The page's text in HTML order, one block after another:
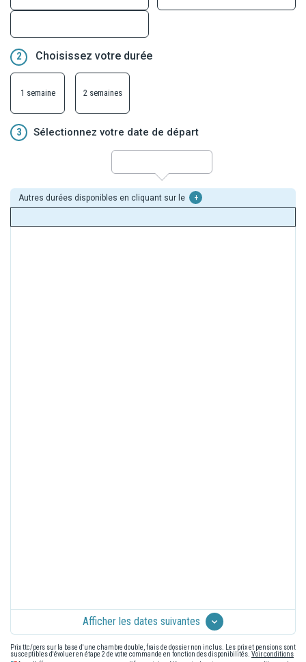
2 Choisissez votre durée
1 semaine 2 semaines
3 Sélectionnez votre date de départ
Autres durées disponibles en cliquant sur le +
Afficher les dates suivantes
Prix ttc/pers sur la base d'une chambre double, frais de dossier non inclus. Les prix et pensions sont
susceptibles d'évoluer en étape 2 de votre commande en fonction des disponibilités. Voir conditions